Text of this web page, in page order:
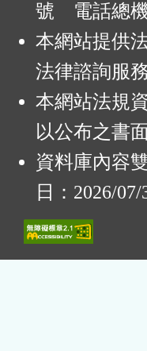
號 電話總機
本網站提供
法律諮詢服務
本網站法規
以公布之書
資料庫內容
日：2026/07/